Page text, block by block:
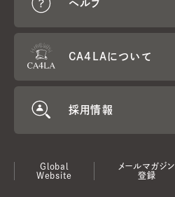
ヘルプ
CA4LAについて
採用情報
Global
Website
メールマガジン
登録